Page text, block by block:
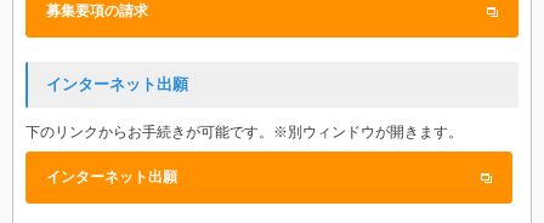
募集要項の請求
インターネット出願
下のリンクからお手続きが可能です。※別ウィンドウが開きます。
インターネット出願